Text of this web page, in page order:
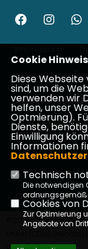
Max Schad
Patrick
Johannes
CDU Main-
CDU Hessen
CDU
©2026 Christlich
vorbehalten.
Cookie Hinweis
Diese
sind, um die
verwenden wir
helfen, unser
Optmierung).
Dienste,
Einwilligung
Informationen
Technisch
Die notwendigen
Cookies von
Zur Optimierung
Angebote von